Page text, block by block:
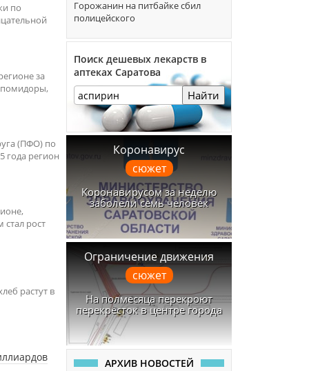
по
за
(ПФО) по
года регион
рост
растут в
Горожанин на питбайке сбил
полицейского
Поиск дешевых лекарств в
аптеках Саратова
Найти
Коронавирус
сюжет
Коронавирусом за неделю
заболели семь человек
Ограничение движения
сюжет
На полмесяца перекроют
перекрёсток в центре города
АРХИВ НОВОСТЕЙ